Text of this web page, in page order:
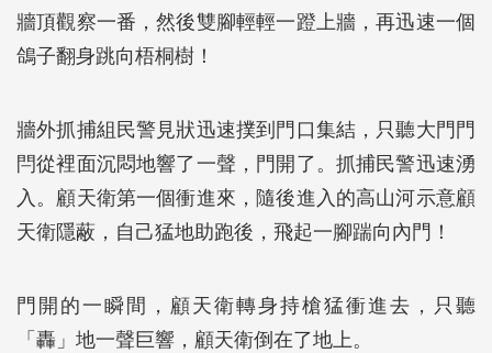
牆頂觀察一番，然後雙腳輕輕一蹬上牆，再迅速一個
鴿子翻身跳向梧桐樹！
牆外抓捕組民警見狀迅速撲到門口集結，只聽大門門
閂從裡面沉悶地響了一聲，門開了。抓捕民警迅速湧
入。顧天衛第一個衝進來，隨後進入的高山河示意顧
天衛隱蔽，自己猛地助跑後，飛起一腳踹向內門！
門開的一瞬間，顧天衛轉身持槍猛衝進去，只聽
「轟」地一聲巨響，顧天衛倒在了地上。